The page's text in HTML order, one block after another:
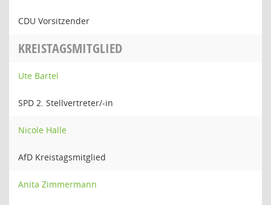
CDU Vorsitzender
KREISTAGSMITGLIED
Ute Bartel
SPD 2. Stellvertreter/-in
Nicole Halle
AfD Kreistagsmitglied
Anita Zimmermann